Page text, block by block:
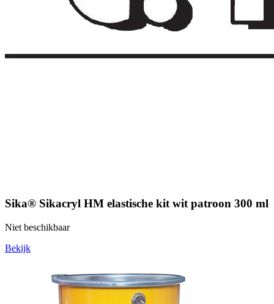
Sika® Sikacryl HM elastische kit wit patroon 300 ml
Niet beschikbaar
Bekijk